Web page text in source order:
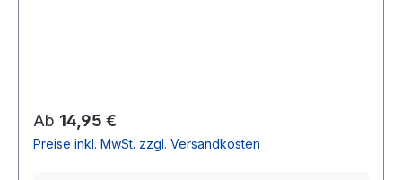
Regulärer Preis:
Ab 14,95 €
Preise inkl. MwSt. zzgl. Versandkosten